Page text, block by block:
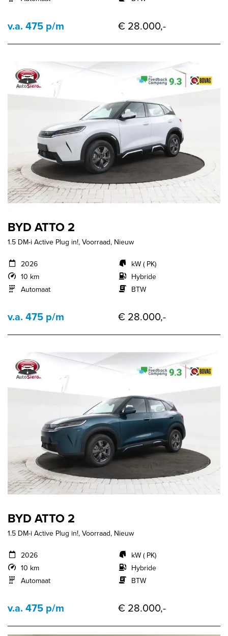
v.a. 475 p/m € 28.000,-
BYD ATTO 2
1.5 DM-i Active Plug in!, Voorraad, Nieuw
2026
10 km
Automaat
kW ( PK)
Hybride
BTW
v.a. 475 p/m € 28.000,-
BYD ATTO 2
1.5 DM-i Active Plug in!, Voorraad, Nieuw
2026
10 km
Automaat
kW ( PK)
Hybride
BTW
v.a. 475 p/m € 28.000,-